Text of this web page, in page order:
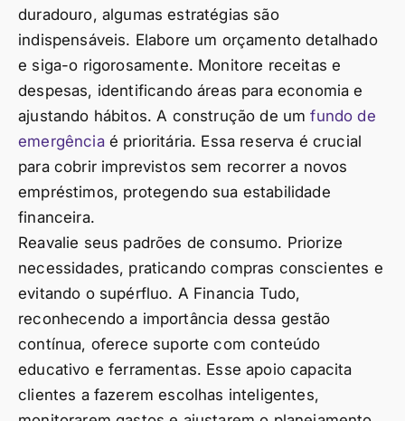
duradouro, algumas estratégias são
indispensáveis. Elabore um orçamento detalhado
e siga-o rigorosamente. Monitore receitas e
despesas, identificando áreas para economia e
ajustando hábitos. A construção de umfundo de
emergênciaé prioritária. Essa reserva é crucial
para cobrir imprevistos sem recorrer a novos
empréstimos, protegendo sua estabilidade
financeira.
Reavalie seus padrões de consumo. Priorize
necessidades, praticando compras conscientes e
evitando o supérfluo. A Financia Tudo,
reconhecendo a importância dessa gestão
contínua, oferece suporte com conteúdo
educativo e ferramentas. Esse apoio capacita
clientes a fazerem escolhas inteligentes,